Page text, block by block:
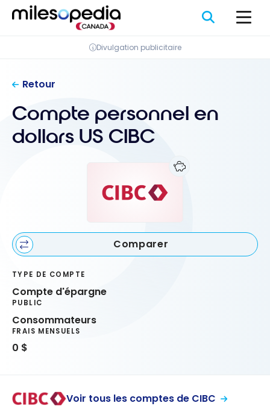
Panneau de gestion des cookies
Passer
Divulgation publicitaire
Retour
Compte personnel en
dollars US CIBC
Comparer
TYPE DE COMPTE
Compte d'épargne
PUBLIC
Consommateurs
FRAIS MENSUELS
0 $
Voir tous les comptes de CIBC